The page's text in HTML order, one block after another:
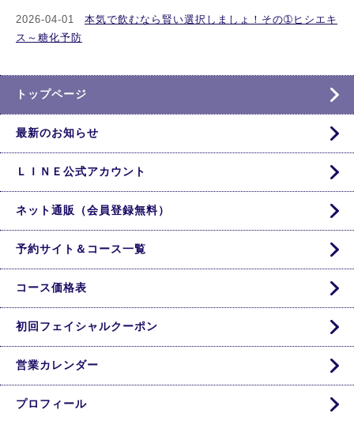
2026-04-01
本気で飲むなら賢い選択しましょ！その➀ヒシエキ
ス～糖化予防
トップページ
最新のお知らせ
ＬＩＮＥ公式アカウント
ネット通販（会員登録無料）
予約サイト＆コース一覧
コース価格表
初回フェイシャルクーポン
営業カレンダー
プロフィール